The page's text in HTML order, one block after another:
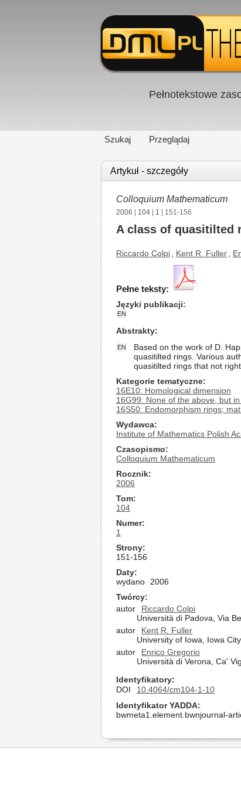
Pełnotekstowe
Szukaj Przeglądaj
Artykuł - szczegóły
Colloquium Mathematicum
2006 104 1 | 151-156
A class of quasitilted
Riccardo Colpi Kent R. Fuller
Pełne teksty:
Języki publikacji
EN
Abstrakty
EN
Based on the work of D.
quasitilted rings. Various
quasitilted rings that not
Kategorie tematyczne
16E10: Homological dimension
16G99: None of the above, but
16S50: Endomorphism rings;
Wydawca
Institute of Mathematics Polish
Czasopismo
Colloquium Mathematicum
Rocznik
2006
Tom
104
Numer
1
Strony
151-156
Daty
wydano
2006
Twórcy
autor
Riccardo Colpi
Università di Padova, Via
autor
Kent R. Fuller
University of Iowa, Iowa
autor
Enrico Gregorio
Università di Verona, Ca'
Identyfikatory
DOI
10.4064/cm104-1-10
Identyfikator YADDA
bwmeta1.element.bwnjournal-